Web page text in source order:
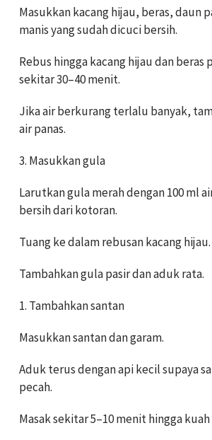
Masukkan kacang hijau, beras, daun
manis yang sudah dicuci bersih.
Rebus hingga kacang hijau dan beras
sekitar 30–40 menit.
Jika air berkurang terlalu banyak,
air panas.
3. Masukkan gula
Larutkan gula merah dengan 100 ml
bersih dari kotoran.
Tuang ke dalam rebusan kacang hijau.
Tambahkan gula pasir dan aduk rata.
1. Tambahkan santan
Masukkan santan dan garam.
Aduk terus dengan api kecil supaya
pecah.
Masak sekitar 5–10 menit hingga